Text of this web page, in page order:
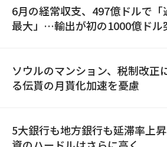
6月の経常収支、497億ドルで「
最大」…輸出が初の1000億ドル
ソウルのマンション、税制改正
る伝貰の月貰化加速を憂慮
5大銀行も地方銀行も延滞率上